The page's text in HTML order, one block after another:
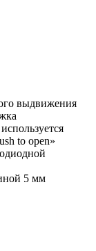
выдвижения
to open»
5 мм